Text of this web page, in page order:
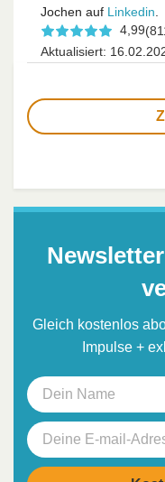
Jochen auf Linkedin
4,99
Aktualisiert:
Gleich kostenlos
Impulse +